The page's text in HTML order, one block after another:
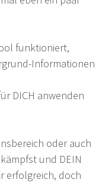
funktioniert,
Informationen
DICH anwenden
oder auch
und DEIN
erfolgreich, doch